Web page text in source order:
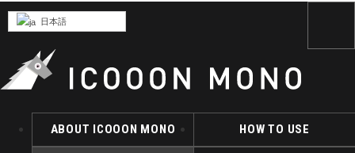
ABOUT ICOOON MONO HOW TO USE
日本語